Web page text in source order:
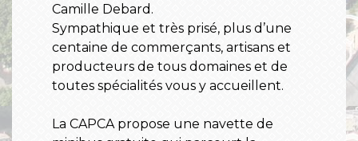
Camille Debard.
Sympathique et très prisé, plus d’une
centaine de commerçants, artisans et
producteurs de tous domaines et de
toutes spécialités vous y accueillent.
La CAPCA propose une navette de